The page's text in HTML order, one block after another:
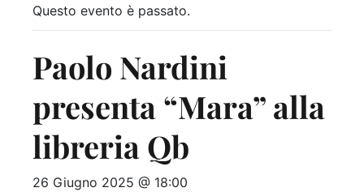
Questo evento è passato.
Paolo Nardini
presenta “Mara” alla
libreria Qb
26 Giugno 2025 @ 18:00